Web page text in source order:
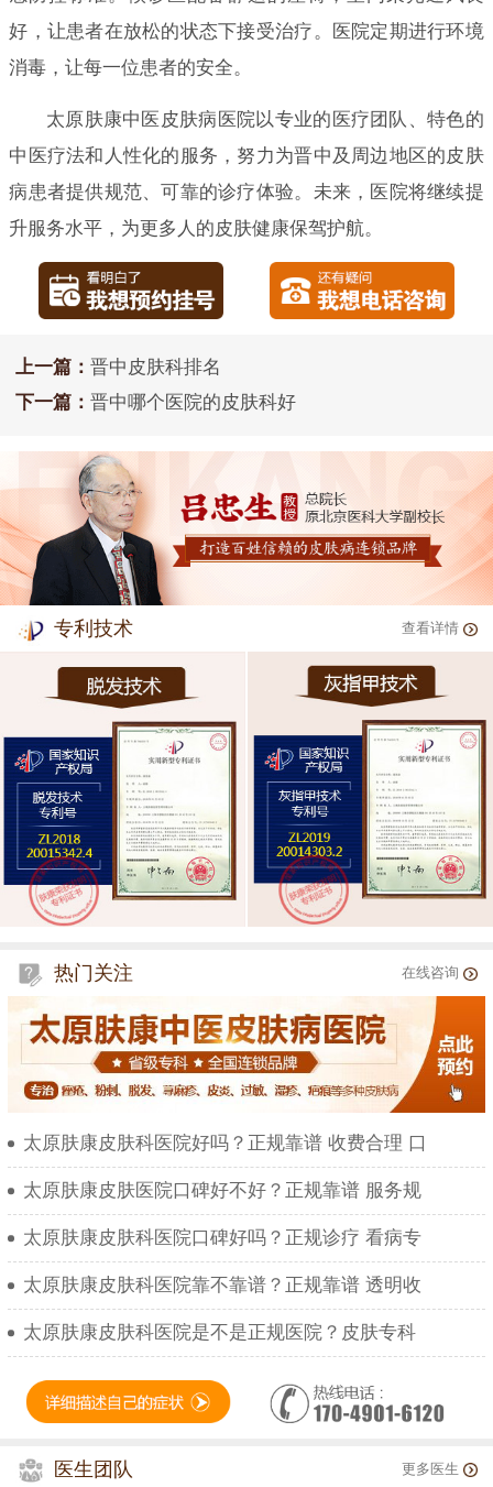
好，让患者在放松的状态下接受治疗。医院定期进行环境
消毒，让每一位患者的安全。
太原肤康中医皮肤病医院以专业的医疗团队、特色的
中医疗法和人性化的服务，努力为晋中及周边地区的皮肤
病患者提供规范、可靠的诊疗体验。未来，医院将继续提
升服务水平，为更多人的皮肤健康保驾护航。
上一篇： 晋中皮肤科排名
下一篇： 晋中哪个医院的皮肤科好
专利技术 查看详情
热门关注 在线咨询
太原肤康皮肤科医院好吗？正规靠谱 收费合理 口
太原肤康皮肤医院口碑好不好？正规靠谱 服务规
太原肤康皮肤科医院口碑好吗？正规诊疗 看病专
太原肤康皮肤科医院靠不靠谱？正规靠谱 透明收
太原肤康皮肤科医院是不是正规医院？皮肤专科
医生团队 更多医生